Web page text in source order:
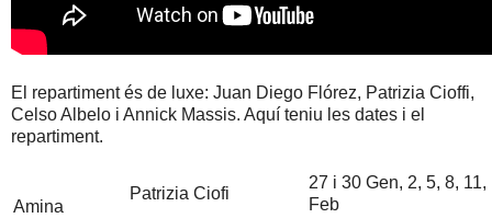
El repartiment és de luxe: Juan Diego Flórez, Patrizia Cioffi,
Celso Albelo i Annick Massis. Aquí teniu les dates i el
repartiment.
Amina
Patrizia Ciofi
27 i 30 Gen, 2, 5, 8, 11,
Feb